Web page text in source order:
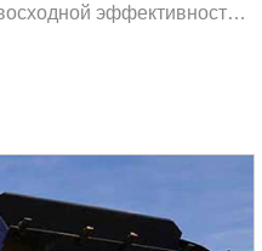
эффективности
чистым и
нормам